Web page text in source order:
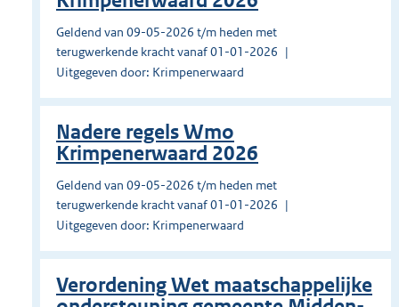
Geldend van 09-05-2026 t/m heden met
terugwerkende kracht vanaf 01-01-2026
Uitgegeven door: Krimpenerwaard
Nadere regels Wmo
Krimpenerwaard 2026
Geldend van 09-05-2026 t/m heden met
terugwerkende kracht vanaf 01-01-2026
Uitgegeven door: Krimpenerwaard
Verordening Wet maatschappelijke